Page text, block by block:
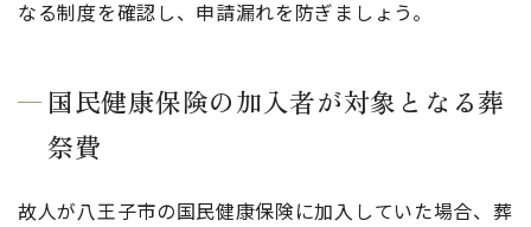
なる制度を確認し、申請漏れを防ぎましょう。
国民健康保険の加入者が対象となる葬
祭費
故人が八王子市の国民健康保険に加入していた場合、葬